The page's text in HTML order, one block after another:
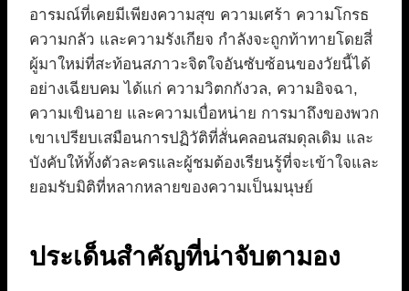
อารมณ์ที่เคยมีเพียงความสุข ความเศร้า ความโกรธ
ความกลัว และความรังเกียจ กำลังจะถูกท้าทายโดยสี่
ผู้มาใหม่ที่สะท้อนสภาวะจิตใจอันซับซ้อนของวัยนี้ได้
อย่างเฉียบคม ได้แก่ ความวิตกกังวล, ความอิจฉา,
ความเขินอาย และความเบื่อหน่าย การมาถึงของพวก
เขาเปรียบเสมือนการปฏิวัติที่สั่นคลอนสมดุลเดิม และ
บังคับให้ทั้งตัวละครและผู้ชมต้องเรียนรู้ที่จะเข้าใจและ
ยอมรับมิติที่หลากหลายของความเป็นมนุษย์
ประเด็นสำคัญที่น่าจับตามอง